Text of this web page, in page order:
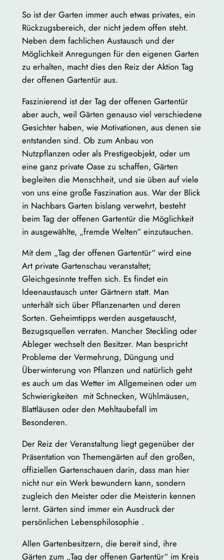
So ist der Garten immer auch etwas privates, ein
Rückzugsbereich, der nicht jedem offen steht.
Neben dem fachlichen Austausch und der
Möglichkeit Anregungen für den eigenen Garten
zu erhalten, macht dies den Reiz der Aktion Tag
der offenen Gartentür aus.
Faszinierend ist der Tag der offenen Gartentür
aber auch, weil Gärten genauso viel verschiedene
Gesichter haben, wie Motivationen, aus denen sie
entstanden sind. Ob zum Anbau von
Nutzpflanzen oder als Prestigeobjekt, oder um
eine ganz private Oase zu schaffen, Gärten
begleiten die Menschheit, und sie üben auf viele
von uns eine große Faszination aus. War der Blick
in Nachbars Garten bislang verwehrt, besteht
beim Tag der offenen Gartentür die Möglichkeit
in ausgewählte, „fremde Welten“ einzutauchen.
Mit dem „Tag der offenen Gartentür“ wird eine
Art private Gartenschau veranstaltet;
Gleichgesinnte treffen sich. Es findet ein
Ideenaustausch unter Gärtnern statt. Man
unterhält sich über Pflanzenarten und deren
Sorten. Geheimtipps werden ausgetauscht,
Bezugsquellen verraten. Mancher Steckling oder
Ableger wechselt den Besitzer. Man bespricht
Probleme der Vermehrung, Düngung und
Überwinterung von Pflanzen und natürlich geht
es auch um das Wetter im Allgemeinen oder um
Schwierigkeiten mit Schnecken, Wühlmäusen,
Blattläusen oder den Mehltaubefall im
Besonderen.
Der Reiz der Veranstaltung liegt gegenüber der
Präsentation von Themengärten auf den großen,
offiziellen Gartenschauen darin, dass man hier
nicht nur ein Werk bewundern kann, sondern
zugleich den Meister oder die Meisterin kennen
lernt. Gärten sind immer ein Ausdruck der
persönlichen Lebensphilosophie .
Allen Gartenbesitzern, die bereit sind, ihre
Gärten zum „Tag der offenen Gartentür“ im Kreis